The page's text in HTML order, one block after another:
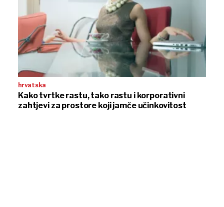
hrvatska
Kako tvrtke rastu, tako rastu i korporativni
zahtjevi za prostore koji jamče učinkovitost